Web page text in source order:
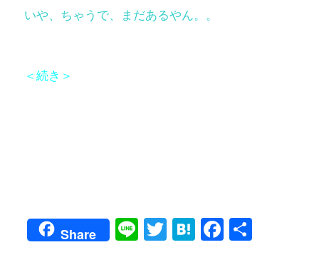
いや、ちゃうで、まだあるやん。。
＜続き＞
Share LineTwitter
Hatena共